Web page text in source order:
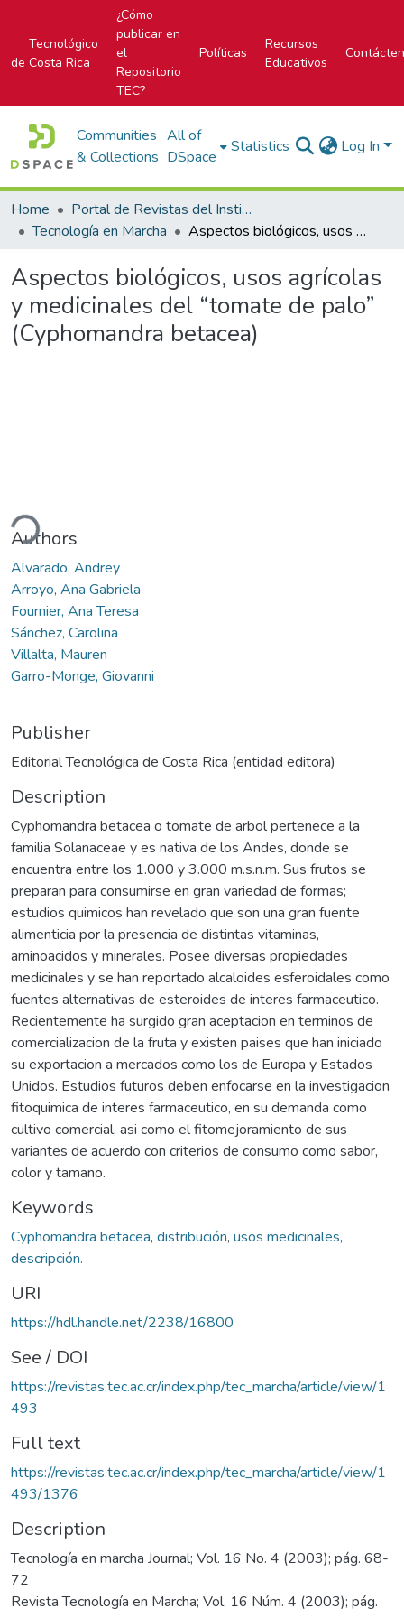
Tecnológico
de Costa Rica
¿Cómo
publicar en
el
Repositorio
TEC?
Políticas
Recursos
Educativos
Communities
& Collections
All of
DSpace
Statistics Log In
Home
Portal de Revistas del Instituto Tecnológico de Costa Rica
Tecnología en Marcha
Aspectos biológicos, usos agrícolas y medicinales del “tomate de palo” (Cyphomandra betacea)
Aspectos biológicos, usos agrícolas
y medicinales del “tomate de palo”
(Cyphomandra betacea)
Authors
Alvarado, Andrey
Arroyo, Ana Gabriela
Fournier, Ana Teresa
Sánchez, Carolina
Villalta, Mauren
Garro-Monge, Giovanni
Publisher
Editorial Tecnológica de Costa Rica (entidad editora)
Description
Cyphomandra betacea o tomate de arbol pertenece a la
familia Solanaceae y es nativa de los Andes, donde se
encuentra entre los 1.000 y 3.000 m.s.n.m. Sus frutos se
preparan para consumirse en gran variedad de formas;
estudios quimicos han revelado que son una gran fuente
alimenticia por la presencia de distintas vitaminas,
aminoacidos y minerales. Posee diversas propiedades
medicinales y se han reportado alcaloides esferoidales como
fuentes alternativas de esteroides de interes farmaceutico.
Recientemente ha surgido gran aceptacion en terminos de
comercializacion de la fruta y existen paises que han iniciado
su exportacion a mercados como los de Europa y Estados
Unidos. Estudios futuros deben enfocarse en la investigacion
fitoquimica de interes farmaceutico, en su demanda como
cultivo comercial, asi como el fitomejoramiento de sus
variantes de acuerdo con criterios de consumo como sabor,
color y tamano.
Keywords
Cyphomandra betacea, distribución, usos medicinales,
descripción.
URI
https://hdl.handle.net/2238/16800
See / DOI
https://revistas.tec.ac.cr/index.php/tec_marcha/article/view/1
493
Full text
https://revistas.tec.ac.cr/index.php/tec_marcha/article/view/1
493/1376
Description
Tecnología en marcha Journal; Vol. 16 No. 4 (2003); pág. 68-
72
Revista Tecnología en Marcha; Vol. 16 Núm. 4 (2003); pág.